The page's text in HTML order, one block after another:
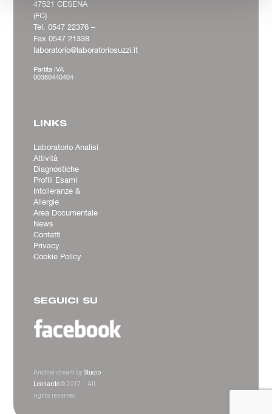
47521 CESENA
(FC)
Tel. 0547 22376 –
Fax 0547 21338
laboratorio@laboratoriosuzzi.it
Partita IVA
00380440404
LINKS
Laboratorio Analisi
Attività
Diagnostiche
Profili Esami
Intolleranze &
Allergie
Area Documentale
News
Contatti
Privacy
Cookie Policy
SEGUICI SU
Another dream byStudio
Leonardo© 2017 – All
rights reserved